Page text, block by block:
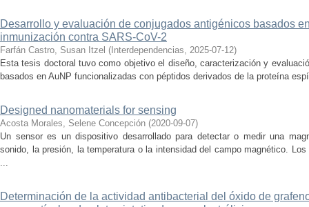
Desarrollo y evaluación de conjugados antigénicos basados
inmunización contra SARS-CoV-2
Farfán Castro, Susan Itzel ( Interdependencias, 2025-07-12)
Esta tesis doctoral tuvo como objetivo el diseño, caracterización y
basados en AuNP funcionalizadas con péptidos derivados de la proteína
Designed nanomaterials for sensing
Acosta Morales, Selene Concepción (2020-09-07)
Un sensor es un dispositivo desarrollado para detectar o medir una
sonido, la presión, la temperatura o la intensidad del campo magnético.
...
Determinación de la actividad antibacterial del óxido de